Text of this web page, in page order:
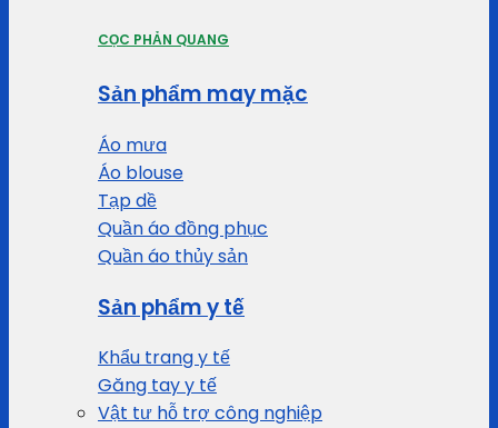
CỌC PHẢN QUANG
Sản phẩm may mặc
Áo mưa
Áo blouse
Tạp dề
Quần áo đồng phục
Quần áo thủy sản
Sản phẩm y tế
Khẩu trang y tế
Găng tay y tế
Vật tư hỗ trợ công nghiệp